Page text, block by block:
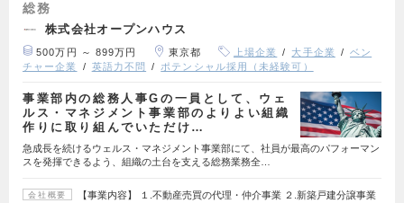
総務
株式会社オープンハウス
500万円 ～ 899万円 東京都 上場企業 大手企業
ベン
チャー企業
英語力不問 ポテンシャル採用（未経験可）
事業部内の総務人事Gの一員として、ウェ
ルス・マネジメント事業部のよりよい組織
作りに取り組んでいただけ…
急成長を続けるウェルス・マネジメント事業部にて、社員が最高のパフォーマン
スを発揮できるよう、組織の土台を支える総務業務全…
会社概要 【事業内容】 １.不動産売買の代理・仲介事業 ２.新築戸建分譲事業